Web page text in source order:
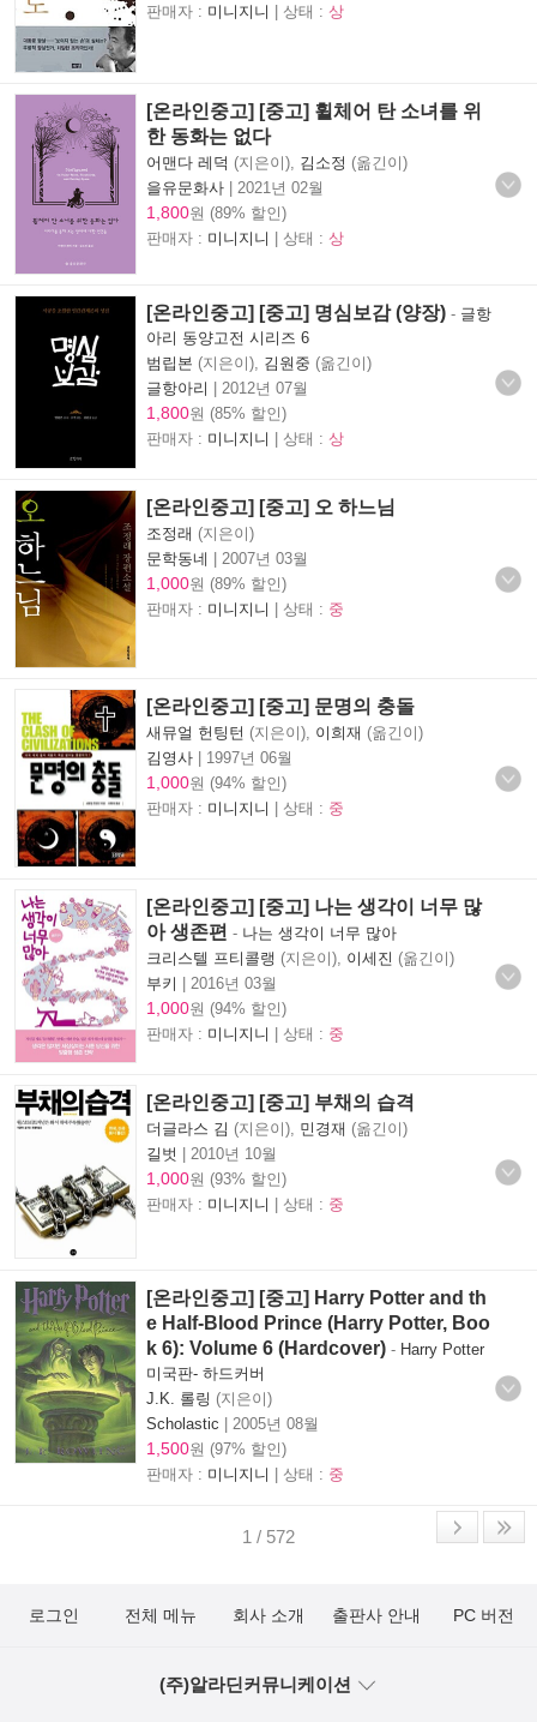
판매자 : 미니지니 | 상태 : 상
[온라인중고] [중고] 휠체어 탄 소녀를 위
한 동화는 없다
어맨다 레덕 (지은이), 김소정 (옮긴이)
을유문화사 | 2021년 02월
1,800원 (89% 할인)
판매자 : 미니지니 | 상태 : 상
[온라인중고] [중고] 명심보감 (양장) - 글항
아리 동양고전 시리즈 6
범립본 (지은이), 김원중 (옮긴이)
글항아리 | 2012년 07월
1,800원 (85% 할인)
판매자 : 미니지니 | 상태 : 상
[온라인중고] [중고] 오 하느님
조정래 (지은이)
문학동네 | 2007년 03월
1,000원 (89% 할인)
판매자 : 미니지니 | 상태 : 중
[온라인중고] [중고] 문명의 충돌
새뮤얼 헌팅턴 (지은이), 이희재 (옮긴이)
김영사 | 1997년 06월
1,000원 (94% 할인)
판매자 : 미니지니 | 상태 : 중
[온라인중고] [중고] 나는 생각이 너무 많
아 생존편 - 나는 생각이 너무 많아
크리스텔 프티콜랭 (지은이), 이세진 (옮긴이)
부키 | 2016년 03월
1,000원 (94% 할인)
판매자 : 미니지니 | 상태 : 중
[온라인중고] [중고] 부채의 습격
더글라스 김 (지은이), 민경재 (옮긴이)
길벗 | 2010년 10월
1,000원 (93% 할인)
판매자 : 미니지니 | 상태 : 중
[온라인중고] [중고] Harry Potter and th
e Half-Blood Prince (Harry Potter, Boo
k 6): Volume 6 (Hardcover) - Harry Potter
미국판- 하드커버
J.K. 롤링 (지은이)
Scholastic | 2005년 08월
1,500원 (97% 할인)
판매자 : 미니지니 | 상태 : 중
1 / 572
로그인 전체 메뉴 회사 소개 출판사 안내 PC 버전
(주)알라딘커뮤니케이션